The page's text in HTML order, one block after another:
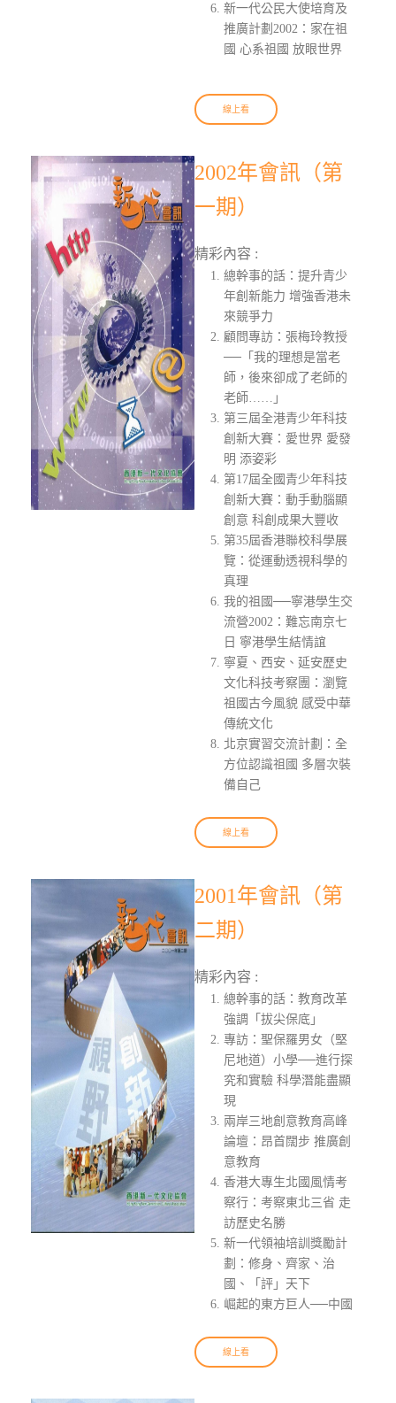
新一代公民大使培育及
推廣計劃2002：家在祖
國 心系祖國 放眼世界
線上看
2002年會訊（第
一期）
精彩內容 :
總幹事的話：提升青少
年創新能力 增強香港未
來競爭力
顧問專訪：張梅玲教授
──「我的理想是當老
師，後來卻成了老師的
老師……」
第三屆全港青少年科技
創新大賽：愛世界 愛發
明 添姿彩
第17屆全國青少年科技
創新大賽：動手動腦顯
創意 科創成果大豐收
第35屆香港聯校科學展
覽：從運動透視科學的
真理
我的祖國──寧港學生交
流營2002：難忘南京七
日 寧港學生結情誼
寧夏、西安、延安歷史
文化科技考察團：瀏覽
祖國古今風貌 感受中華
傳統文化
北京實習交流計劃：全
方位認識祖國 多層次裝
備自己
線上看
2001年會訊（第
二期）
精彩內容 :
總幹事的話：教育改革
強調「拔尖保底」
專訪：聖保羅男女（堅
尼地道）小學──進行探
究和實驗 科學潛能盡顯
現
兩岸三地創意教育高峰
論壇：昂首闊步 推廣創
意教育
香港大專生北國風情考
察行：考察東北三省 走
訪歷史名勝
新一代領袖培訓獎勵計
劃：修身、齊家、治
國、「評」天下
崛起的東方巨人──中國
線上看